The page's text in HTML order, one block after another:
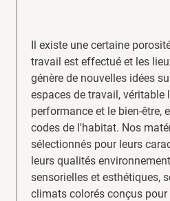
Il existe une certaine
travail est effectué et les
génère de nouvelles idées
espaces de travail, véritable
performance et le bien-être,
codes de l'habitat. Nos
sélectionnés pour leurs
leurs qualités
sensorielles et esthétiques,
climats colorés conçus